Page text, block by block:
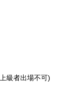
級者出場不可)